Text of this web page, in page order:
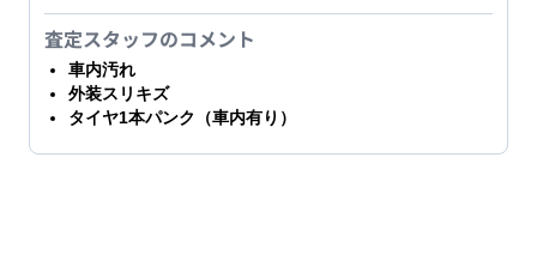
査定スタッフのコメント
車内汚れ
外装スリキズ
タイヤ1本パンク（車内有り）